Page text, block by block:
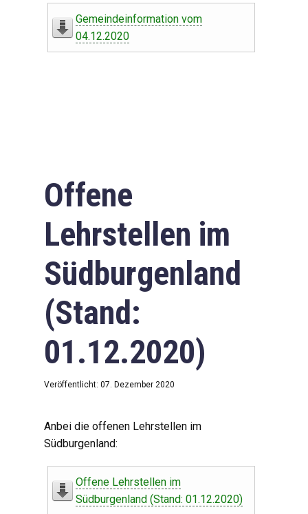
Gemeindeinformation vom
04.12.2020
Offene
Lehrstellen im
Südburgenland
(Stand:
01.12.2020)
Veröffentlicht: 07. Dezember 2020
Anbei die offenen Lehrstellen im
Südburgenland:
Offene Lehrstellen im
Südburgenland (Stand: 01.12.2020)